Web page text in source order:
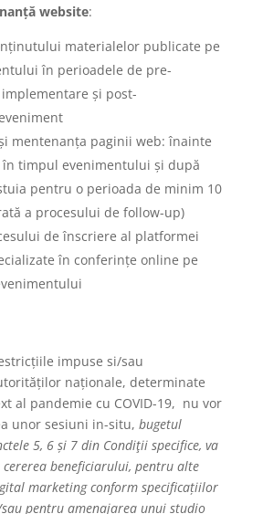
website:
materialelor publicate pe
în perioadele de pre-
și post-
mentenanța paginii web: înainte
timpul evenimentului și după
pentru o perioada de minim 10
a procesului de follow-up)
de înscriere al platformei
în conferințe online pe
impuse si/sau
naționale, determinate
al pandemie cu COVID-19, nu vor
unor sesiuni in-situ, bugetul
5, 6 și 7 din Condiţii specifice, va
beneficiarului, pentru alte
marketing conform specificațiilor
pentru amenajarea unui studio